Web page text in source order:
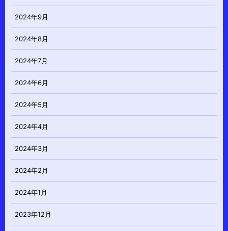
2024年9月
2024年8月
2024年7月
2024年6月
2024年5月
2024年4月
2024年3月
2024年2月
2024年1月
2023年12月